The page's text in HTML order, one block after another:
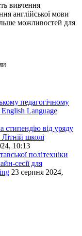
вивчення
англійської мови
можливостей для
педагогічному
Language
стипендію від уряду
школі
10:13
політехніки
сесії для
23 серпня 2024,